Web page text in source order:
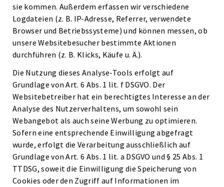
sie kommen. Außerdem erfassen wir verschiedene
Logdateien (z. B. IP-Adresse, Referrer, verwendete
Browser und Betriebssysteme) und können messen, ob
unsere Websitebesucher bestimmte Aktionen
durchführen (z. B. Klicks, Käufe u. Ä.).
Die Nutzung dieses Analyse-Tools erfolgt auf
Grundlage von Art. 6 Abs. 1 lit. f DSGVO. Der
Websitebetreiber hat ein berechtigtes Interesse an der
Analyse des Nutzerverhaltens, um sowohl sein
Webangebot als auch seine Werbung zu optimieren.
Sofern eine entsprechende Einwilligung abgefragt
wurde, erfolgt die Verarbeitung ausschließlich auf
Grundlage von Art. 6 Abs. 1 lit. a DSGVO und § 25 Abs. 1
TTDSG, soweit die Einwilligung die Speicherung von
Cookies oder den Zugriff auf Informationen im